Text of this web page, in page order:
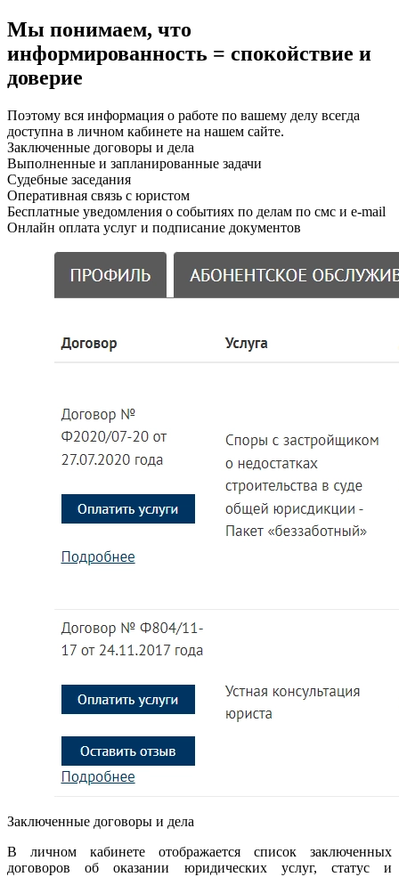
Мы понимаем, что
информированность = спокойствие и
доверие
Поэтому вся информация о работе по вашему делу всегда
доступна в личном кабинете на нашем сайте.
Заключенные договоры и дела
Выполненные и запланированные задачи
Судебные заседания
Оперативная связь с юристом
Бесплатные уведомления о событиях по делам по смс и e-mail
Онлайн оплата услуг и подписание документов
Заключенные договоры и дела
В личном кабинете отображается список заключенных
договоров об оказании юридических услуг, статус и